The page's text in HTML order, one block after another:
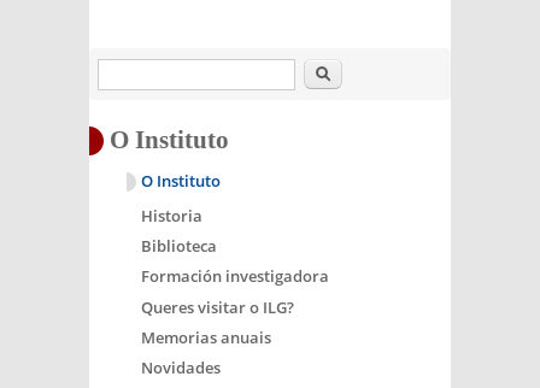
Buscar
O Instituto
O Instituto
Historia
Biblioteca
Formación investigadora
Queres visitar o ILG?
Memorias anuais
Novidades